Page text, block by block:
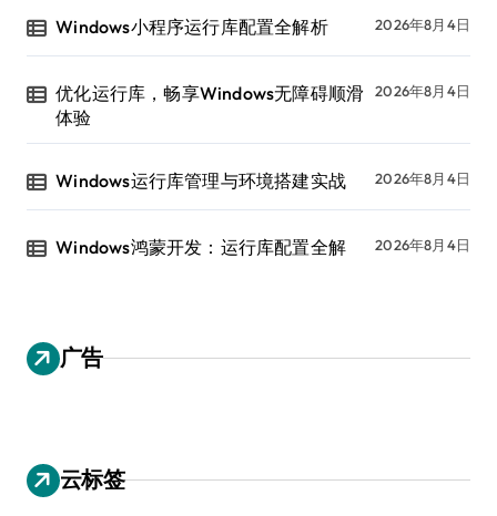
Windows小程序运行库配置全解析 2026年8月4日
优化运行库，畅享Windows无障碍顺滑
体验
2026年8月4日
Windows运行库管理与环境搭建实战 2026年8月4日
Windows鸿蒙开发：运行库配置全解 2026年8月4日
广告
云标签